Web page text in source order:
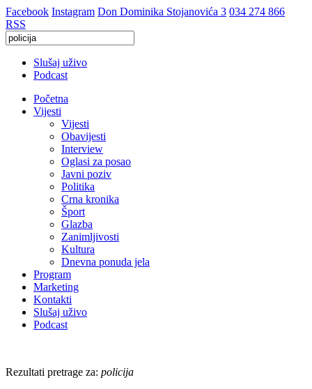
Facebook Instagram Don Dominika Stojanovića 3 034 274 866
RSS
Slušaj uživo
Podcast
Početna
Vijesti
Vijesti
Obavijesti
Interview
Oglasi za posao
Javni poziv
Politika
Crna kronika
Šport
Glazba
Zanimljivosti
Kultura
Dnevna ponuda jela
Program
Marketing
Kontakti
Slušaj uživo
Podcast
Rezultati pretrage za: policija